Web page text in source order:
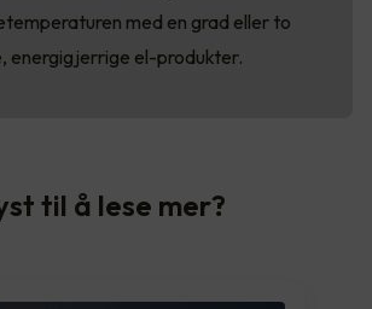
med en grad eller to
energigjerrige el-produkter.
til å lese mer?